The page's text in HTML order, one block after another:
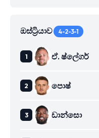
ඔස්ට්‍රියාව 4-2-3-1
ඒ. ෂ්ලේගර්
පොෂ්
ඩාන්සො